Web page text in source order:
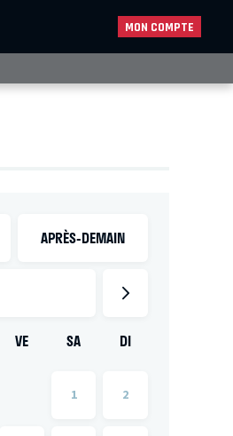
MON COMPTE
APRÈS-DEMAIN
VE SA DI
1 2